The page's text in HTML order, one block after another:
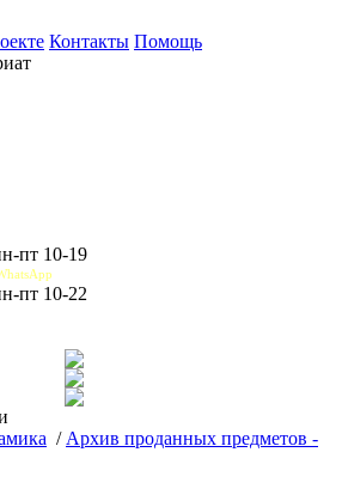
Контакты Помощь
пт 10-19
пт 10-22
/ Архив проданных предметов -